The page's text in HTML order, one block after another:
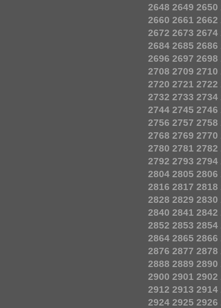
2648 2649 2650
2660 2661 2662
2672 2673 2674
2684 2685 2686
2696 2697 2698
2708 2709 2710
2720 2721 2722
2732 2733 2734
2744 2745 2746
2756 2757 2758
2768 2769 2770
2780 2781 2782
2792 2793 2794
2804 2805 2806
2816 2817 2818
2828 2829 2830
2840 2841 2842
2852 2853 2854
2864 2865 2866
2876 2877 2878
2888 2889 2890
2900 2901 2902
2912 2913 2914
2924 2925 2926